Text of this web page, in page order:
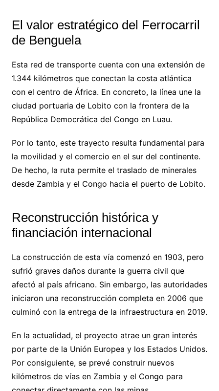
El valor estratégico del Ferrocarril
de Benguela
Esta red de transporte cuenta con una extensión de
1.344 kilómetros que conectan la costa atlántica
con el centro de África. En concreto, la línea une la
ciudad portuaria de Lobito con la frontera de la
República Democrática del Congo en Luau.
Por lo tanto, este trayecto resulta fundamental para
la movilidad y el comercio en el sur del continente.
De hecho, la ruta permite el traslado de minerales
desde Zambia y el Congo hacia el puerto de Lobito.
Reconstrucción histórica y
financiación internacional
La construcción de esta vía comenzó en 1903, pero
sufrió graves daños durante la guerra civil que
afectó al país africano. Sin embargo, las autoridades
iniciaron una reconstrucción completa en 2006 que
culminó con la entrega de la infraestructura en 2019.
En la actualidad, el proyecto atrae un gran interés
por parte de la Unión Europea y los Estados Unidos.
Por consiguiente, se prevé construir nuevos
kilómetros de vías en Zambia y el Congo para